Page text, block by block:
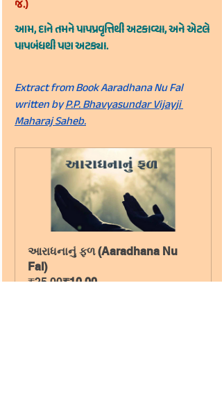
જ.)
આમ, દાને તમને પાપપ્રવૃત્તિથી અટકાવ્યા, અને એટલે
પાપબંધથી પણ અટક્યા.
Extract from Book Aaradhana Nu Fal
written by P.P. Bhavyasundar Vijayji
Maharaj Saheb.
આરાધનાનું ફળ (Aaradhana Nu
Fal)
₹25.00₹10.00